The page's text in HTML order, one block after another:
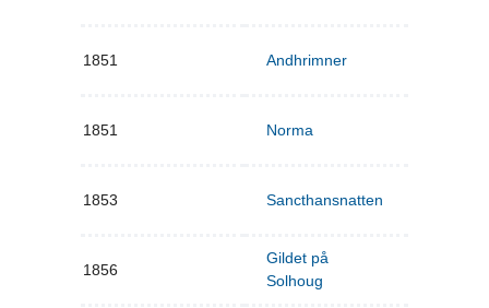
1851 Andhrimner
1851 Norma
1853 Sancthansnatten
1856
Gildet på
Solhoug